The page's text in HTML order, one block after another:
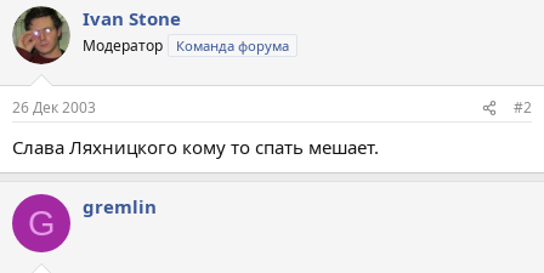
Ivan Stone
Модератор Команда форума
26 Дек 2003 #2
Слава Ляхницкого кому то спать мешает.
G gremlin